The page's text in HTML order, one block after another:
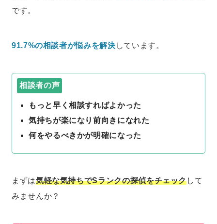
です。
91.7%の相談者が悩みを解決 しています。
相談者の声
もっと早く相談すればよかった
気持ちが楽になり前向きになれた
何をやるべきかが明確になった
まずは気軽な気持ちでSランクの探偵をチェックして
みませんか？